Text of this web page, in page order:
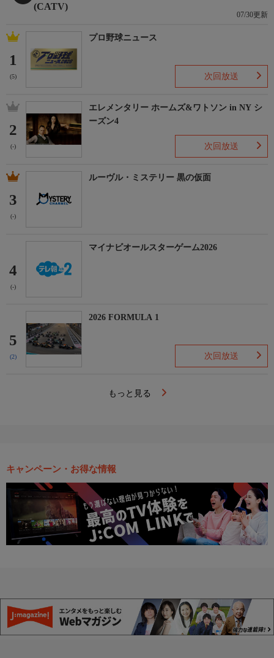
(CATV)
07/30更新
1
(5)
プロ野球ニュース
次回放送
2
(-)
エレメンタリー ホームズ&ワトソン in NY シ
ーズン4
次回放送
3
(-)
ルーヴル・ミステリー 黒の仮面
4
(-)
マイナビオールスターゲーム2026
5
(2)
2026 FORMULA 1
次回放送
もっと見る
キャンペーン・お得な情報